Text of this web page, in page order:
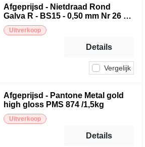
Afgeprijsd - Nietdraad Rond
Galva R - BS15 - 0,50 mm Nr 26 -
bobijn = 15 kg
Uitverkoop
Vergelijk
Details
Afgeprijsd - Pantone Metal gold
high gloss PMS 874 /1,5kg
Uitverkoop
Details